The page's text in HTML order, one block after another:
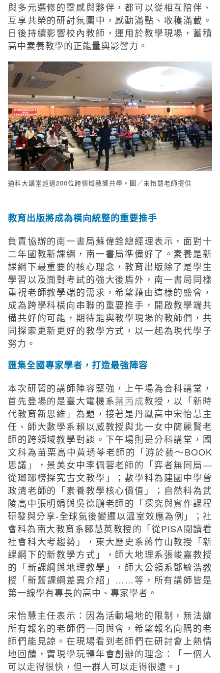
與多元選修的靈感與夥伴，都可以從相互陪伴、
互享共榮的研討氛圍中，感動滿點、收穫滿載。
日後持續影響校內教師，運用於教學現場，蓄積
高中素養教學的正能量與影響力。
通科大講堂超過200位跨領域教師共學。圖／宋怡慧老師提供
教育出版將成為橫向統整的重要推手
負責協辦的南一書局蘇偉銓總經理表示，面對十
二年國教新課綱，南一書局準備好了。素養是新
課綱下最重要的核心理念，教育出版除了是學生
學習以及面對考試的強大後盾外，南一書局同樣
重視老師教學端的需求，希望藉由這樣的盛會，
成為跨學科橫向串聯的重要推手，開啟教學端共
備共好的可能，期待能與教學現場的教師們，共
同探索更新更好的教學方式，以一起為現代學子
努力。
匯集全國專家學者，打造最強陣容
本次研習的講師陣容堅強，上午場為合科講堂，
首先登場的是臺大電機系葉丙成教授，以「新時
代教育新思維」為題，接著是丹鳳高中宋怡慧主
任、師大數學系賴以威教授與北一女中簡麗賢老
師的跨領域教學對談。下午場則是分科講堂，國
文科為苗栗高中黃琇苓老師的「游於藝～BOOK
思議」，景美女中李佩蓉老師的「弈者無同局—
從瑯琊榜探究古文教學」；數學科為建國中學曾
政清老師的「素養教學核心價值」；自然科為武
陵高中張明娟與吳德鵬老師的「探究與實作課程
研發與分享-全球氣後變遷以溫室效應為例」；社
會科為南大教育系鄒慧英教授的「從PISA閱讀看
社會科大考趨勢」，東大歷史系蔣竹山教授「新
課綱下的新教學方式」，師大地理系張峻嘉教授
的「新課綱與地理教學」，師大公領系鄧毓浩教
授「新舊課綱差異介紹」……等，所有講師皆是
第一線學有專長的高中、專家學者。
宋怡慧主任表示：因為活動場地的限制，無法讓
所有報名的老師們一同與會，希望報名向隅的老
師們能見諒。在現場看到老師們在研討會上熱情
地回饋，實現學玩轉年會創辦的理念：「一個人
可以走得很快，但一群人可以走得很遠。」